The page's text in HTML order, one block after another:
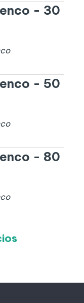
- 30
- 50
- 80